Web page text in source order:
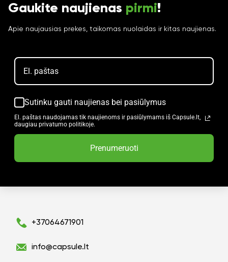
Gaukite naujienas pirmi!
Apie naujausias prekes, taikomas nuolaidas ir kitas naujienas.
Sutinku gauti naujienas bei pasiūlymus
El. paštas naudojamas tik naujienoms ir pasiūlymams iš Capsule.lt,
daugiau privatumo politikoje.
Prenumeruoti
+37064671901
info@capsule.lt